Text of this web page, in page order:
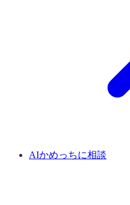
AIかめっちに相談